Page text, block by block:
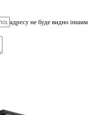
адресу не буде видно іншим